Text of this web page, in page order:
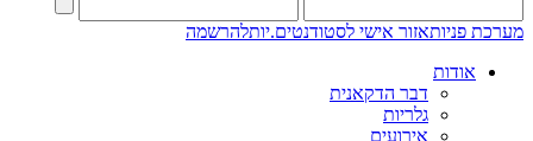
מערכת פניותאזור אישי לסטודנטים.יותלהרשמה
אודות
דבר הדקאנית
גלריות
אירועים